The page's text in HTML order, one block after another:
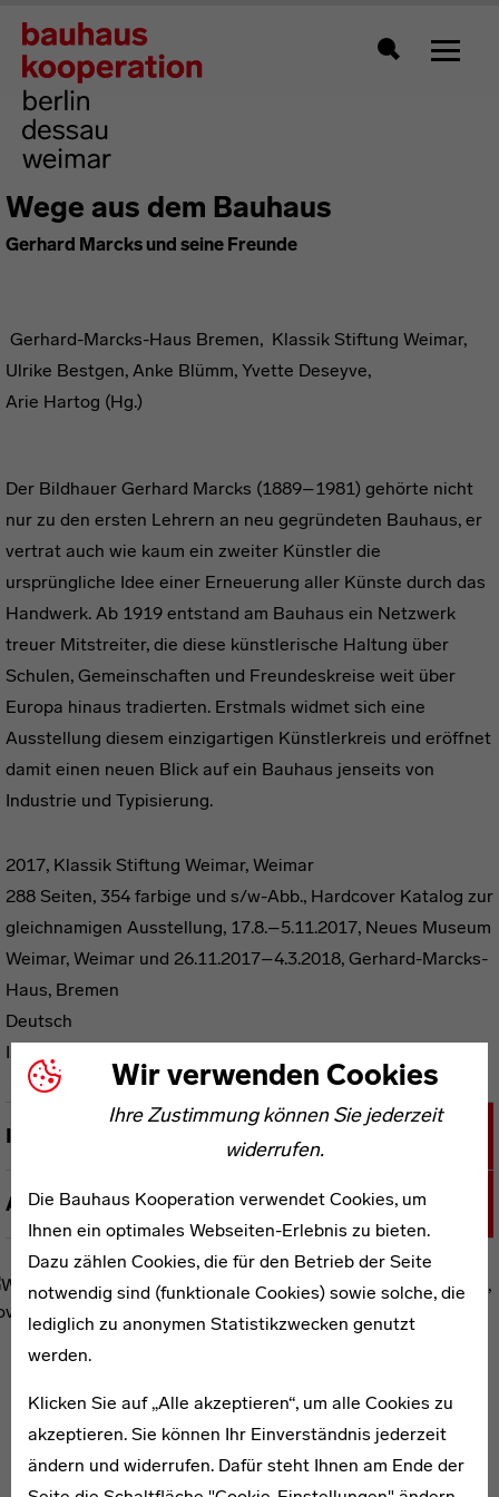
Wir verwenden Cookies
Ihre Zustimmung können Sie jederzeit
widerrufen.
Die Bauhaus Kooperation verwendet Cookies, um
Ihnen ein optimales Webseiten-Erlebnis zu bieten.
Dazu zählen Cookies, die für den Betrieb der Seite
notwendig sind (funktionale Cookies) sowie solche, die
lediglich zu anonymen Statistikzwecken genutzt
werden.
Klicken Sie auf „Alle akzeptieren“, um alle Cookies zu
akzeptieren. Sie können Ihr Einverständnis jederzeit
ändern und widerrufen. Dafür steht Ihnen am Ende der
Zeigt
Wege aus dem Bauhaus
Gerhard Marcks und seine Freunde
Gerhard-Marcks-Haus Bremen, Klassik Stiftung Weimar,
Ulrike Bestgen, Anke Blümm, Yvette Deseyve,
Arie Hartog (Hg.)
Der Bildhauer Gerhard Marcks (1889–1981) gehörte nicht
nur zu den ersten Lehrern an neu gegründeten Bauhaus, er
vertrat auch wie kaum ein zweiter Künstler die
ursprüngliche Idee einer Erneuerung aller Künste durch das
Handwerk. Ab 1919 entstand am Bauhaus ein Netzwerk
treuer Mitstreiter, die diese künstlerische Haltung über
Schulen, Gemeinschaften und Freundeskreise weit über
Europa hinaus tradierten. Erstmals widmet sich eine
Ausstellung diesem einzigartigen Künstlerkreis und eröffnet
damit einen neuen Blick auf ein Bauhaus jenseits von
Industrie und Typisierung.
2017, Klassik Stiftung Weimar, Weimar
288 Seiten, 354 farbige und s/w-Abb., Hardcover Katalog zur
gleichnamigen Ausstellung, 17.8.–5.11.2017, Neues Museum
Weimar, Weimar und 26.11.2017–4.3.2018, Gerhard-Marcks-
Haus, Bremen
Deutsch
ISBN 978-3-7443-0305-7
Inhalt
Autoreninformationen